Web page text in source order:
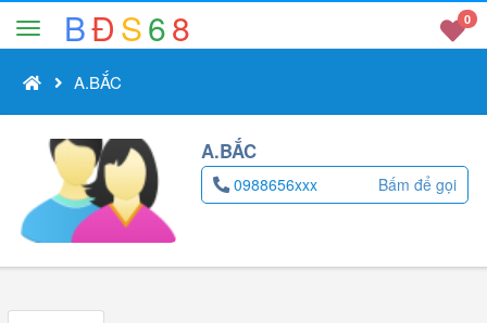
BĐS68 0
A.BẮC
A.BẮC
0988656xxx Bấm để gọi